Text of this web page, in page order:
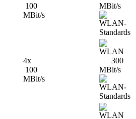
100
MBit/s
MBit/s
4x
100
MBit/s
300
MBit/s